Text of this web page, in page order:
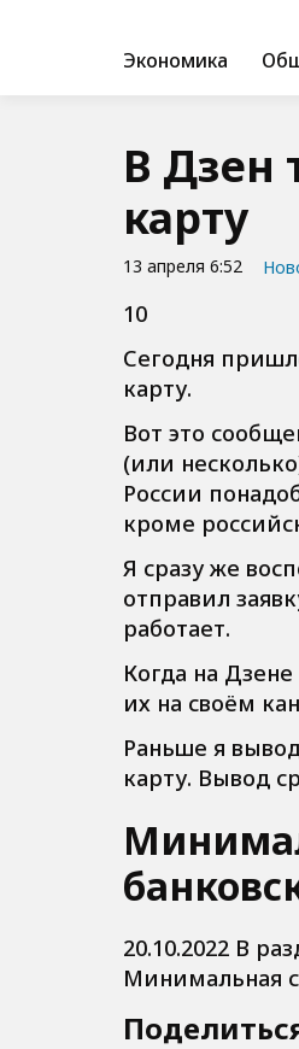
Экономика
В Дзен
карту
13 апреля 6:52
10
Сегодня
карту.
Вот это
(или
России
кроме
Я сразу же
отправил
работает.
Когда на
их на своём
Раньше я
карту. Вывод
20.10.2022 В
Минимальная